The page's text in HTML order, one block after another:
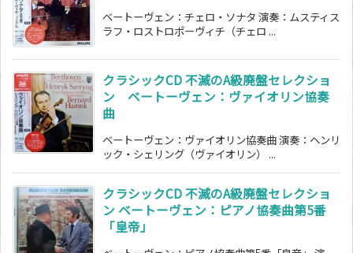
ベートーヴェン：チェロ・ソナタ 演奏：ムスティス
ラフ・ロストロポーヴィチ（チェロ ...
クラシックCD 不滅のA級廃盤セレクショ
ン ベートーヴェン：ヴァイオリン協奏
曲
ベートーヴェン：ヴァイオリン協奏曲 演奏：ヘンリ
ック・シェリング（ヴァイオリン） ...
クラシックCD 不滅のA級廃盤セレクショ
ン ベートーヴェン：ピアノ協奏曲第5番
「皇帝」